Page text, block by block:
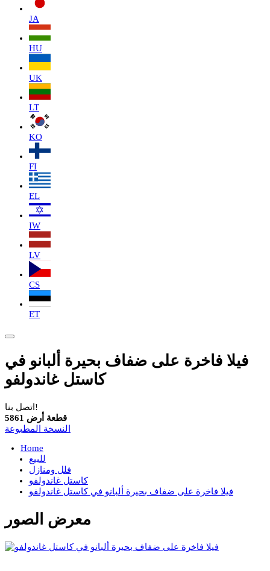
JA
HU
UK
LT
KO
FI
EL
IW
LV
CS
ET
فيلا فاخرة على ضفاف بحيرة ألبانو في
كاستل غاندولفو
اتصل بنا!
قطعة أرض 5861
النسخة المطبوعة
Home
للبيع
فلل ومنازل
كاستل غاندولفو
فيلا فاخرة على ضفاف بحيرة ألبانو في كاستل غاندولفو
معرض الصور